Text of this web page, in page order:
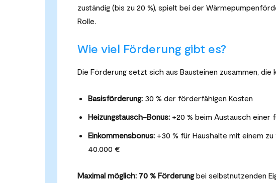
zuständig (bis zu 20 %), spielt bei der
Rolle.
Wie viel Förderung gibt es?
Die Förderung setzt sich aus Bausteinen zusammen, die
Basisförderung: 30 % der förderfähigen Kosten
Heizungstausch-Bonus: +20 % beim Austausch einer
Einkommensbonus: +30 % für Haushalte mit einem
40.000 €
Maximal möglich: 70 % Förderungbei selbstnutzenden